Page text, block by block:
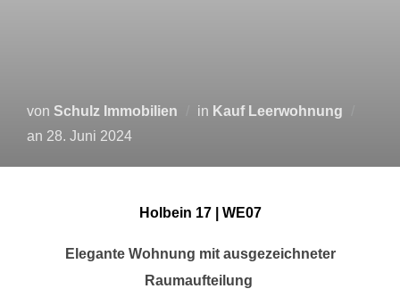
von Schulz Immobilien in Kauf Leerwohnung
an Veröffentlicht
28. Juni 2024
Holbein 17 | WE07
Elegante Wohnung mit ausgezeichneter
Raumaufteilung